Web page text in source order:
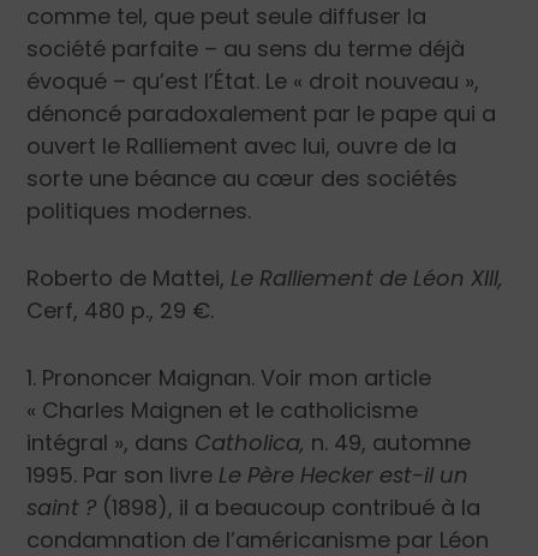
comme tel, que peut seule diffuser la
société parfaite – au sens du terme déjà
évoqué – qu’est l’État. Le « droit nouveau »,
dénoncé paradoxalement par le pape qui a
ouvert le Ralliement avec lui, ouvre de la
sorte une béance au cœur des sociétés
politiques modernes.
Roberto de Mattei, Le Ralliement de Léon XIII,
Cerf, 480 p., 29 €.
1. Prononcer Maignan. Voir mon article
« Charles Maignen et le catholicisme
intégral », dans Catholica, n. 49, automne
1995. Par son livre Le Père Hecker est-il un
saint ? (1898), il a beaucoup contribué à la
condamnation de l’américanisme par Léon